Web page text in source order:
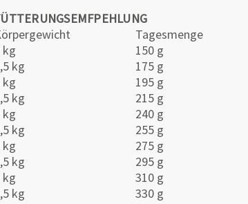
Tagesmenge
kg
150 g
kg
175 g
kg
195 g
kg
215 g
kg
240 g
kg
255 g
kg
275 g
kg
295 g
kg
310 g
kg
330 g